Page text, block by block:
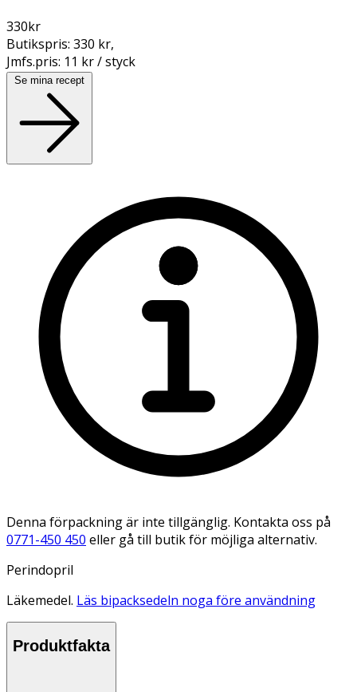
330kr
Butikspris: 330 kr,
Jmfs.pris: 11 kr / styck
Se mina recept
Denna förpackning är inte tillgänglig. Kontakta oss på
0771-450 450 eller gå till butik för möjliga alternativ.
Perindopril
Läkemedel. Läs bipacksedeln noga före användning
Produktfakta